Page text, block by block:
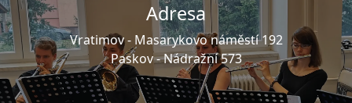
Adresa
Vratimov - Masarykovo náměstí 192
Paskov -Nádražní 573